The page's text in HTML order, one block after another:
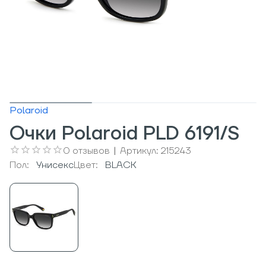
Polaroid
Очки Polaroid PLD 6191/S
0 отзывов | Артикул: 215243
Пол:
УнисексЦвет: BLACK